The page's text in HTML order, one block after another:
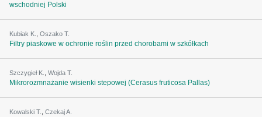
wschodniej Polski
Kubiak K. Oszako T.
Filtry piaskowe w ochronie roślin przed chorobami w szkółkach
Szczygieł K. Wojda T.
Mikrorozmnażanie wisienki stepowej (Cerasus fruticosa Pallas)
Kowalski T. Czekaj A.